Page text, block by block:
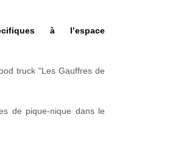
à l’espace
truck "Les Gauffres de
de pique-nique dans le